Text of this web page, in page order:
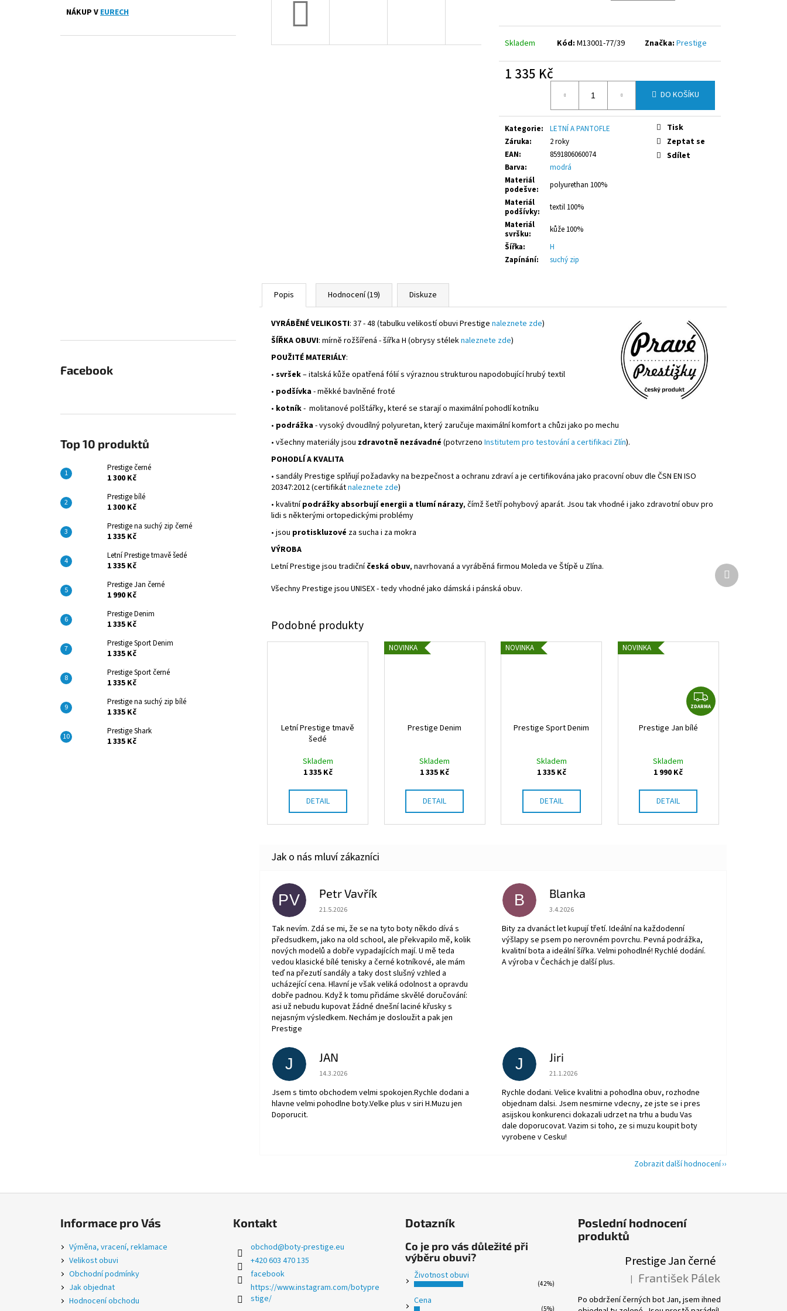
NÁKUP VEURECH
Facebook
Top 10 produktů
Prestige černé
1 300 Kč
Prestige bílé
1 300 Kč
Prestige na suchý zip černé
1 335 Kč
Letní Prestige tmavě šedé
1 335 Kč
Prestige Jan černé
1 990 Kč
Prestige Denim
1 335 Kč
Prestige Sport Denim
1 335 Kč
Prestige Sport černé
1 335 Kč
Prestige na suchý zip bílé
1 335 Kč
Prestige Shark
1 335 Kč
Skladem Kód: M13001-77/39 Značka: Prestige
1 335 Kč
DO KOŠÍKU
Kategorie:
LETNÍ A PANTOFLE
Záruka:
2 roky
EAN:
8591806060074
Barva:
modrá
Materiál
podešve:
polyurethan 100%
Materiál
podšívky:
textil 100%
Materiál
svršku:
kůže 100%
Šířka:
H
Zapínání: suchý zip
Tisk
Zeptat se
Sdílet
Popis Hodnocení (19) Diskuze
VYRÁBĚNÉ VELIKOSTI: 37 - 48 (tabulku velikostí obuvi Prestige naleznete zde)
ŠÍŘKA OBUVI: mírně rožšířená - šířka H (obrysy stéleknaleznete zde)
POUŽITÉ MATERIÁLY:
• svršek– italská kůže opatřená fólií s výraznou strukturou napodobující hrubý textil
• podšívka- měkké bavlněné froté
• kotník- molitanové polštářky, které se starají o maximální pohodlí kotníku
• podrážka- vysoký dvoudílný polyuretan, který zaručuje maximální komfort a chůzi jako po mechu
• všechny materiály jsou zdravotně nezávadné (potvrzeno Institutem pro testování a certifikaci Zlín).
POHODLÍ A KVALITA
• sandály Prestige splňují požadavky na bezpečnost a ochranu zdraví a je certifikována jako pracovní obuv dle ČSN EN ISO
20347:2012 (certifikátnaleznete zde)
• kvalitnípodrážky absorbují energii a tlumí nárazy, čímž šetří pohybový aparát. Jsou tak vhodné i jako zdravotní obuv pro
lidi s některými ortopedickými problémy
• jsou protiskluzové za sucha i za mokra
VÝROBA
Letní Prestige jsou tradiční česká obuv, navrhovaná a vyráběná firmou Moleda ve Štípě u Zlína.
Všechny Prestige jsou UNISEX - tedy vhodné jako dámská i pánská obuv.
Letní Prestige tmavě
šedé
Skladem
1 335 Kč
DETAIL
NOVINKA
Prestige Denim
Skladem
1 335 Kč
DETAIL
NOVINKA
Prestige Sport Denim
Skladem
1 335 Kč
DETAIL
NOVINKA
Z
D
ZDARMA
Prestige Jan bílé
Skladem
1 990 Kč
DETAIL
Další
produkt
PV Petr Vavřík
Hodnocení obchodu je 5 z 5 hvězdiček.
21.5.2026
Tak nevím. Zdá se mi, že se na tyto boty někdo dívá s
předsudkem, jako na old school, ale překvapilo mě, kolik
nových modelů a dobře vypadajících mají. U mě teda
vedou klasické bílé tenisky a černé kotníkové, ale mám
teď na přezutí sandály a taky dost slušný vzhled a
ucházející cena. Hlavní je však veliká odolnost a opravdu
dobře padnou. Když k tomu přidáme skvělé doručování:
asi už nebudu kupovat žádné dnešní laciné křusky s
nejasným výsledkem. Nechám je dosloužit a pak jen
Prestige
B Blanka
Hodnocení obchodu je 5 z 5 hvězdiček.
3.4.2026
Bity za dvanáct let kupují třetí. Ideální na každodenní
výšlapy se psem po nerovném povrchu. Pevná podrážka,
kvalitní bota a ideální šířka. Velmi pohodlné! Rychlé dodání.
A výroba v Čechách je další plus.
J JAN
Hodnocení obchodu je 5 z 5 hvězdiček.
14.3.2026
Jsem s timto obchodem velmi spokojen.Rychle dodani a
hlavne velmi pohodlne boty.Velke plus v siri H.Muzu jen
Doporucit.
J Jiri
Hodnocení obchodu je 5 z 5 hvězdiček.
21.1.2026
Rychle dodani. Velice kvalitni a pohodlna obuv, rozhodne
objednam dalsi. Jsem nesmirne vdecny, ze jste se i pres
asijskou konkurenci dokazali udrzet na trhu a budu Vas
dale doporucovat. Vazim si toho, ze si muzu koupit boty
vyrobene v Cesku!
Zobrazit další hodnocení
1 300 Kč
Informace pro Vás
Výměna, vracení, reklamace
Velikost obuvi
Obchodní podmínky
Jak objednat
Hodnocení obchodu
Kontakt
obchod@boty-prestige.eu
+420 603 470 135
facebook
https://www.instagram.com/botypre
stige/
Dotazník
Co je pro vás důležité při
výběru obuvi?
Životnost obuvi
(42%)
Cena
(5%)
Poslední hodnocení
produktů
Prestige Jan černé
Hodnocení produktu je 5 z 5 hvězdiček.
| František Pálek
Po obdržení černých bot Jan, jsem ihned